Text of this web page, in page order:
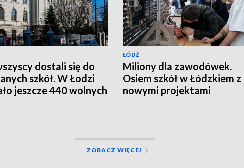
dostali się do
szkół. W Łodzi
jeszcze 440 wolnych
ŁÓDŹ
Miliony dla zawodówek.
Osiem szkół w Łódzkiem z
nowymi projektami
ZOBACZ WIĘCEJ